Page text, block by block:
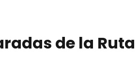
de la Ruta